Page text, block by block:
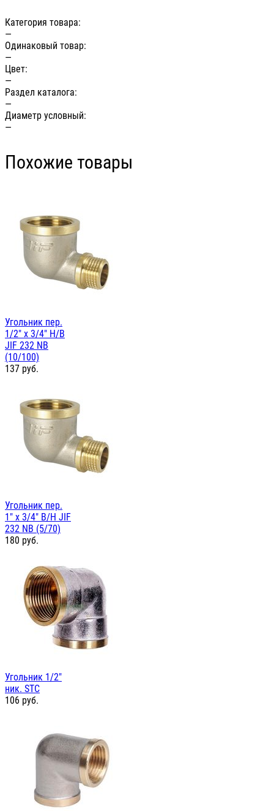
Категория товара:
—
Одинаковый товар:
—
Цвет:
—
Раздел каталога:
—
Диаметр условный:
—
Похожие товары
Угольник пер.
1/2" х 3/4" Н/В
JIF 232 NB
(10/100)
137 руб.
Угольник пер.
1" х 3/4" В/Н JIF
232 NB (5/70)
180 руб.
Угольник 1/2"
ник. STC
106 руб.